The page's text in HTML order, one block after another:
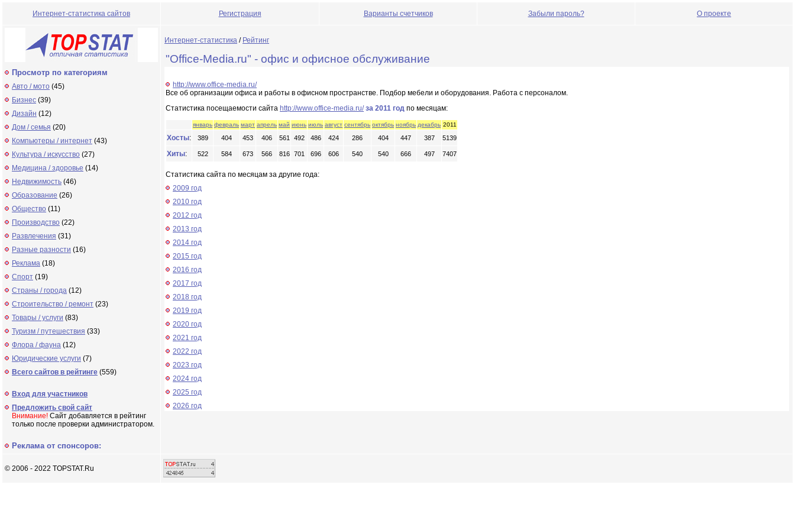
Интернет-статистика сайтов Регистрация Варианты счетчиков Забыли пароль? О проекте
Просмотр по категориям
Авто / мото (45)
Бизнес (39)
Дизайн (12)
Дом / семья (20)
Компьютеры / интернет (43)
Культура / искусство (27)
Медицина / здоровье (14)
Недвижимость (46)
Образование (26)
Общество (11)
Производство (22)
Развлечения (31)
Разные разности (16)
Реклама (18)
Спорт (19)
Страны / города (12)
Строительство / ремонт (23)
Товары / услуги (83)
Туризм / путешествия (33)
Флора / фауна (12)
Юридические услуги (7)
Всего сайтов в рейтинге (559)
Вход для участников
Предложить свой сайт
Внимание! Сайт добавляется в рейтинг
только после проверки администратором.
Реклама от спонсоров:
Интернет-статистика / Рейтинг
"Office-Media.ru" - офис и офисное обслуживание
http://www.office-media.ru/
Все об организации офиса и работы в офисном пространстве. Подбор мебели и оборудования. Работа с персоналом.
Статистика посещаемости сайта http://www.office-media.ru/ за 2011 год по месяцам:
январь февраль март апрель май июнь июль август сентябрь октябрь ноябрь декабрь 2011
Хосты: 389 404 453 406 561 492 486 424 286 404 447 387 5139
Хиты: 522 584 673 566 816 701 696 606 540 540 666 497 7407
Статистика сайта по месяцам за другие года:
2009 год
2010 год
2012 год
2013 год
2014 год
2015 год
2016 год
2017 год
2018 год
2019 год
2020 год
2021 год
2022 год
2023 год
2024 год
2025 год
2026 год
© 2006 - 2022 TOPSTAT.Ru